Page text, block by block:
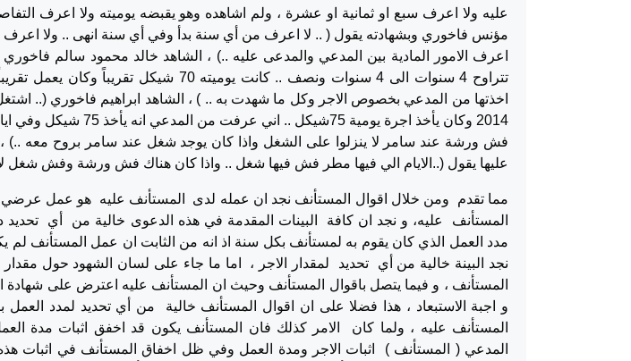
عليه ولا اعرف سبع او ثمانية او عشرة ، ولم اشاهده وهو يقبضه يوميته ولا اعرف
مؤنس فاخوري وبشهادته يقول ( .. لا اعرف من أي سنة بدأ وفي أي سنة انهى .. ولا اعرف
اعرف الامور المادية بين المدعي والمدعى عليه ..) ، الشاهد خالد محمود سالم
تتراوح 4 سنوات الى 4 سنوات ونصف .. كانت يوميته 70
2014 وكان يأخذ اجرة يومية
فش ورشة عند سامر لا ينزلوا على الشغل واذا كان يوجد شغل عند سامر بروح معه ..) ،
عليها يقول (..الايام الي فيها مطر فش فيها شغل .. واذا كان هناك فش ورشة وفش شغل
مما تقدم ومن خلال اقوال المستأنف نجد ان عمله لدى المستأنف عليه هو عمل عرضي
المستأنف عليه، و نجد ان كافة البينات المقدمة في هذه الدعوى خالية من أي
مدد العمل الذي كان يقوم به لمستأنف بكل سنة اذ انه من الثابت ان عمل المستأنف لم
نجد البينة خالية من أي تحديد لمقدار الاجر ، اما ما جاء على لسان الشهود حول مقدار
المستأنف ، و فيما يتصل باقوال المستأنف وحيث ان المستأنف عليه اعترض على شهادة
و اجبة الاستبعاد ، هذا فضلا على ان اقوال المستأنف خالية من أي تحديد لمدد
المستأنف عليه ، ولما كان الامر كذلك فان المستأنف يكون قد اخفق اثبات مدة
المدعي ( المستأنف ) اثبات الاجر ومدة العمل وفي ظل اخفاق المستأنف في اثبات